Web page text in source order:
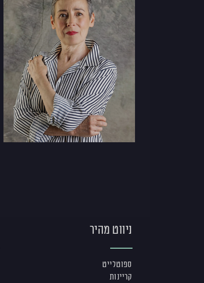
ניווט מהיר
ספוטלייט
קריינות